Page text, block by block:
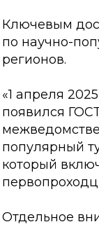
Ключевым
по научно-
регионов.
«1 апреля
появился
популярный
который
Отдельное